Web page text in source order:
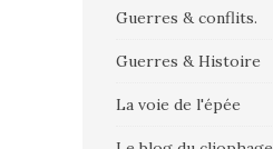
Guerres & conflits.
Guerres & Histoire
La voie de l'épée